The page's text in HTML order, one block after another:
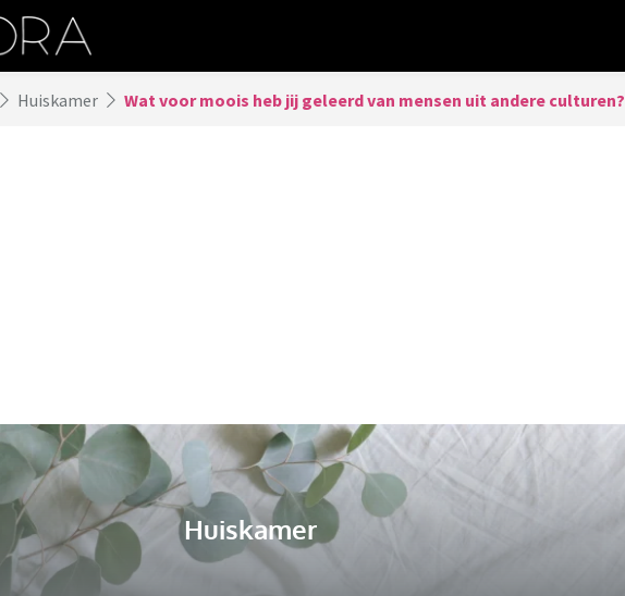
Huiskamer Wat voor moois heb jij geleerd van mensen uit andere culturen?
Huiskamer